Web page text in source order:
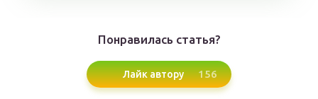
Понравилась статья?
Лайк автору 156